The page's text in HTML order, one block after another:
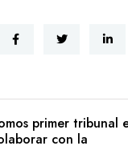
primer tribunal
con la